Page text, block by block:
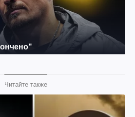
Читайте также